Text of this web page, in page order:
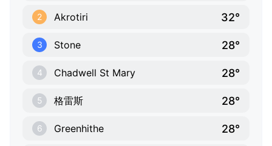
2 Akrotiri 32°
3 Stone 28°
4 Chadwell St Mary 28°
5 格雷斯 28°
6 Greenhithe 28°